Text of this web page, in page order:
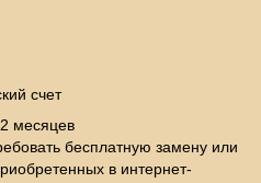
счет
месяцев
бесплатную замену или
в интернет-